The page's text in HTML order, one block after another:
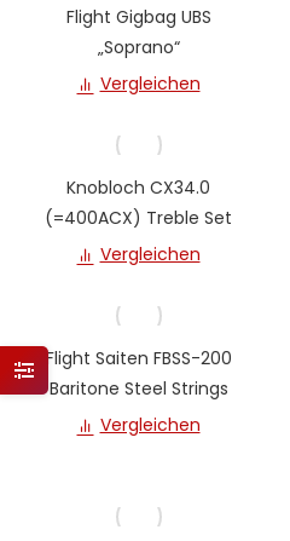
Flight Gigbag UBS
„Soprano“
Vergleichen
Knobloch CX34.0
(=400ACX) Treble Set
Vergleichen
Flight Saiten FBSS-200
Baritone Steel Strings
Vergleichen